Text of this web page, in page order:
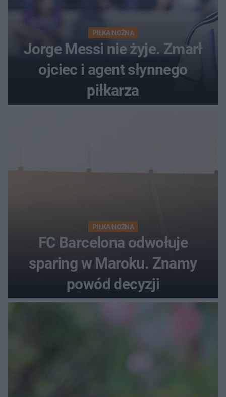
PIŁKA NOŻNA
Jorge Messi nie żyje. Zmarł
ojciec i agent słynnego
piłkarza
PIŁKA NOŻNA
FC Barcelona odwołuje
sparing w Maroku. Znamy
powód decyzji